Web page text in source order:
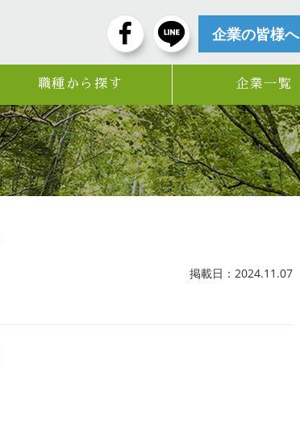
企業の皆様へ
職種から探す 企業一覧
掲載日：2024.11.07